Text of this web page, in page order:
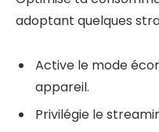
adoptant quelques
Active le mode
appareil.
Privilégie le